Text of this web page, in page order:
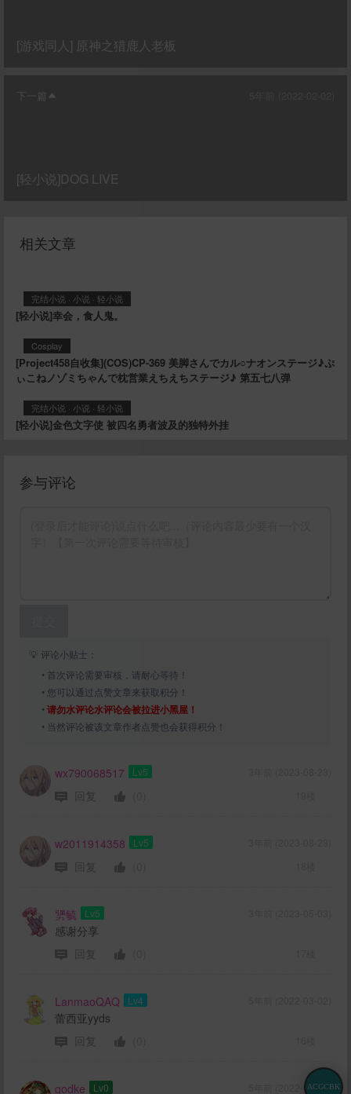
[游戏同人] 原神之猎鹿人老板
下一篇
[轻小说]DOG LIVE
相关文章
完结小说 · 小说 · 轻小说
[轻小说]幸会，食人鬼。
Cosplay
[Project458自收集](COS)CP-369 美脚さんでカル○ナオンステージ♪ぷ
ぃこねノゾミちゃんで枕営業えちえちステージ♪ 第五七八弹
完结小说 · 小说 · 轻小说
[轻小说]金色文字使 被四名勇者波及的独特外挂
参与评论
💡 评论小贴士：
• 首次评论需要审核，请耐心等待！
• 您可以通过点赞文章来获取积分！
• 请勿水评论水评论会被拉进小黑屋！
• 当然评论被该文章作者点赞也会获得积分！
wx790068517 Lv5
回复
w2011914358 Lv5
回复
勥毓 Lv5
感谢分享
回复
LanmaoQAQ Lv4
蕾西亚yyds
回复
godke Lv0 5年前 (2022-02-08)
ACGCBK